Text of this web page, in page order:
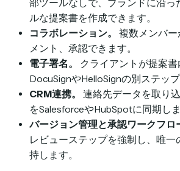
部ツールなしで、ブランドに沿っ
ルな提案書を作成できます。
コラボレーション。
複数メンバー
メント、承認できます。
電子署名。
クライアントが提案
DocuSignやHelloSignの別ステップ
CRM連携。
連絡先データを取り
をSalesforceやHubSpotに同期しま
バージョン管理と承認ワークフロ
レビューステップを強制し、唯一
持します。